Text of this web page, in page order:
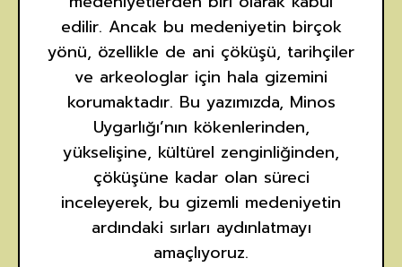
edilir. Ancak bu medeniyetin birçok
yönü, özellikle de ani çöküşü, tarihçiler
ve arkeologlar için hala gizemini
korumaktadır. Bu yazımızda, Minos
Uygarlığı’nın kökenlerinden,
yükselişine, kültürel zenginliğinden,
çöküşüne kadar olan süreci
inceleyerek, bu gizemli medeniyetin
ardındaki sırları aydınlatmayı
amaçlıyoruz.